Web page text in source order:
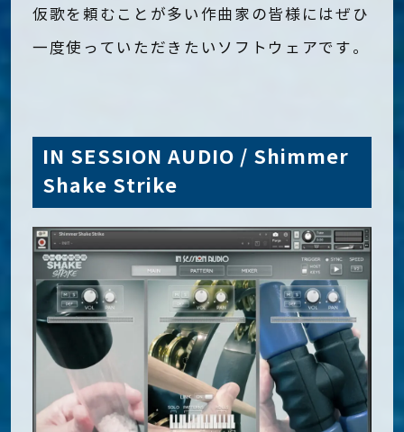
仮歌を頼むことが多い作曲家の皆様にはぜひ
一度使っていただきたいソフトウェアです。
IN SESSION AUDIO / Shimmer
Shake Strike